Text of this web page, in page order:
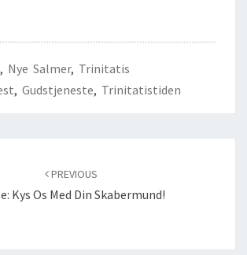
, Nye Salmer, Trinitatis
, Gudstjeneste, Trinitatistiden
PREVIOUS
Kys Os Med Din Skabermund!